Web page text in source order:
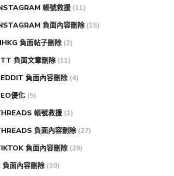
帳號救援 (11)
負面內容刪除 (15)
負面帖子刪除 (2)
負面文章刪除 (11)
負面內容刪除 (4)
優化 (5)
帳號救援 (1)
負面內容刪除 (27)
負面內容刪除 (29)
負面內容刪除 (20)